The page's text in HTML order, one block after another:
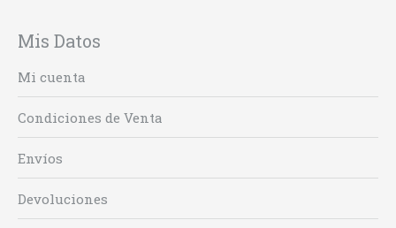
Mis Datos
Mi cuenta
Condiciones de Venta
Envíos
Devoluciones